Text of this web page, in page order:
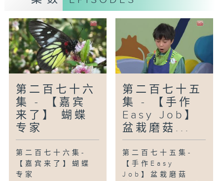
第二百七十六
集 - 【嘉宾
来了】 蝴蝶
专家
第二百七十六集-
【嘉宾来了】蝴蝶
专家
第二百七十五
集 - 【手作
Easy Job】
盆栽磨菇...
第二百七十五集-
【手作Easy
Job】盆栽磨菇